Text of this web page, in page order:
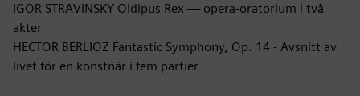
IGOR STRAVINSKY Oidipus Rex — opera-oratorium i två
akter
HECTOR BERLIOZ Fantastic Symphony, Op. 14 - Avsnitt av
livet för en konstnär i fem partier